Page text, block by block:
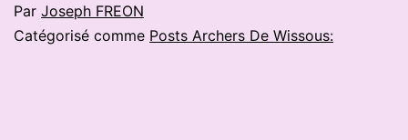
Par Joseph FREON
Catégorisé comme Posts Archers De Wissous: